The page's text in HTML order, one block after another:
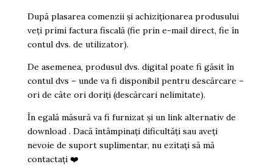
După plasarea comenzii și achiziționarea produsului
veți primi factura fiscală (fie prin e-mail direct, fie în
contul dvs. de utilizator).
De asemenea, produsul dvs. digital poate fi găsit în
contul dvs – unde va fi disponibil pentru descărcare –
ori de câte ori doriți (descărcari nelimitate).
În egală măsură va fi furnizat și un link alternativ de
download . Dacă întâmpinați dificultăți sau aveți
nevoie de suport suplimentar, nu ezitați să mă
contactați ❤️